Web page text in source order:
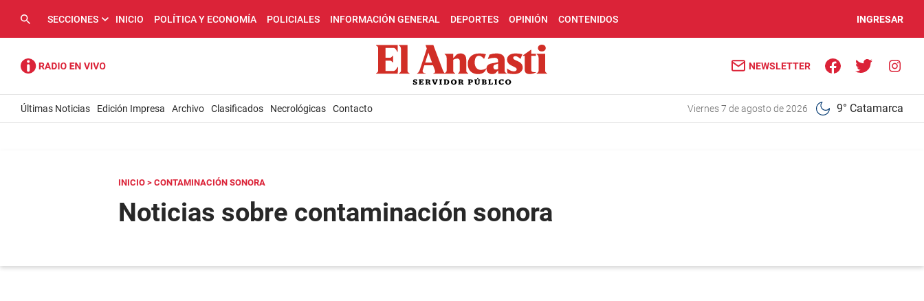
SECCIONES INICIO POLÍTICA Y ECONOMÍA POLICIALES INFORMACIÓN GENERAL DEPORTES OPINIÓN CONTENIDOS INGRESAR
NEWSLETTER
Últimas Noticias Edición Impresa Archivo Clasificados Necrológicas Contacto viernes 7 de agosto de 2026 9° Catamarca
INICIO > CONTAMINACIÓN SONORA
Noticias sobre contaminación sonora